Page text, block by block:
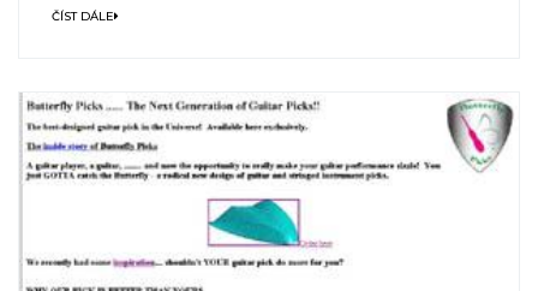
ČÍST DÁLE